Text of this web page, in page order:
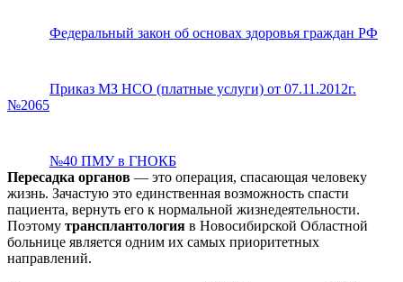
Федеральный закон об основах здоровья граждан РФ
Приказ МЗ НСО (платные услуги) от 07.11.2012г.
№2065
№40 ПМУ в ГНОКБ
Пересадка органов — это операция, спасающая человеку
жизнь. Зачастую это единственная возможность спасти
пациента, вернуть его к нормальной жизнедеятельности.
Поэтому трансплантология в Новосибирской Областной
больнице является одним их самых приоритетных
направлений.